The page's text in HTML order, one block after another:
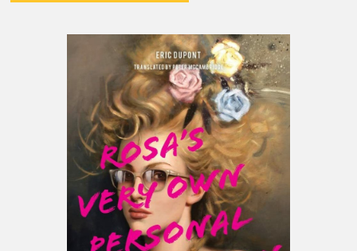
Espace médias
Espace exposant⋅e⋅s
Espace enseignant·e·s
Espace pro
Nous connaître
Projets partenaires 2022